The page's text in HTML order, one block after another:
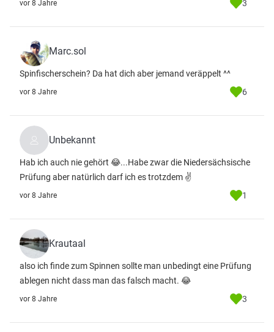
vor 8 Jahre 3
Marc.sol
Spinfischerschein? Da hat dich aber jemand veräppelt ^^
vor 8 Jahre 6
Unbekannt
Hab ich auch nie gehört 😂...Habe zwar die Niedersächsische
Prüfung aber natürlich darf ich es trotzdem ✌
vor 8 Jahre 1
Krautaal
also ich finde zum Spinnen sollte man unbedingt eine Prüfung
ablegen nicht dass man das falsch macht. 😂
vor 8 Jahre 3